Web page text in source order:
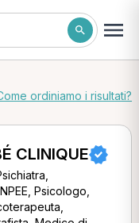
ordiniamo i risultati?
CLINIQUE
Psicologo,